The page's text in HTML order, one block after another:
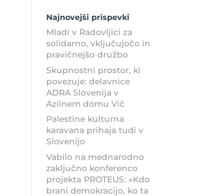
Najnovejši prispevki
Mladi v Radovljici za
solidarno, vključujočo in
pravičnejšo družbo
Skupnostni prostor, ki
povezuje: delavnice
ADRA Slovenija v
Azilnem domu Vič
Palestine kulturna
karavana prihaja tudi v
Slovenijo
Vabilo na mednarodno
zaključno konferenco
projekta PROTEUS: »Kdo
brani demokracijo, ko ta